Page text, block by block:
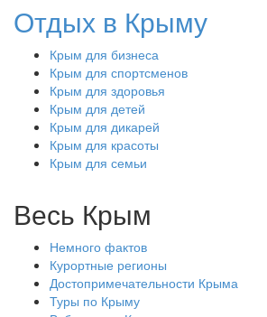
Отдых в Крыму
Крым для бизнеса
Крым для спортсменов
Крым для здоровья
Крым для детей
Крым для дикарей
Крым для красоты
Крым для семьи
Весь Крым
Немного фактов
Курортные регионы
Достопримечательности Крыма
Туры по Крыму